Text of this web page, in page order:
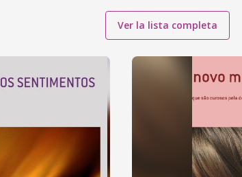
Ver la lista completa